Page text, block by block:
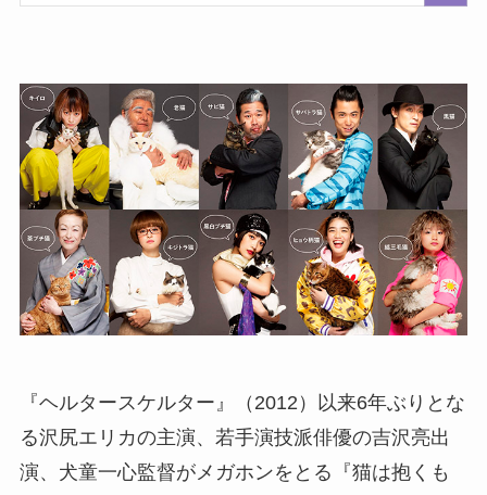
『ヘルタースケルター』（2012）以来6年ぶりとな
る沢尻エリカの主演、若手演技派俳優の吉沢亮出
演、犬童一心監督がメガホンをとる『猫は抱くも